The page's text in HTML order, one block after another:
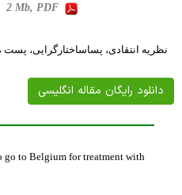
2 Mb, PDF
نظریه انتقادی، پساساختارگرایی،
دانلود رایگان مقاله انگلیسی
go to Belgium for treatment with